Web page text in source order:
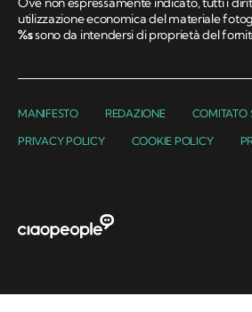
utilizzazione economica del materiale
%ssono da intendersi di proprietà del
MANIFESTO REDAZIONE COMITATO
PRIVACY POLICY COOKIE POLICY